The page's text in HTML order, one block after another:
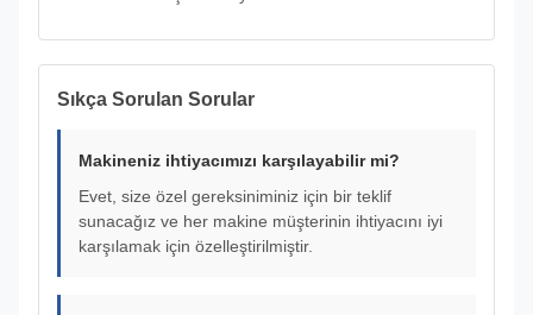
Sıkça Sorulan Sorular
Makineniz ihtiyacımızı karşılayabilir mi?
Evet, size özel gereksiniminiz için bir teklif
sunacağız ve her makine müşterinin ihtiyacını iyi
karşılamak için özelleştirilmiştir.